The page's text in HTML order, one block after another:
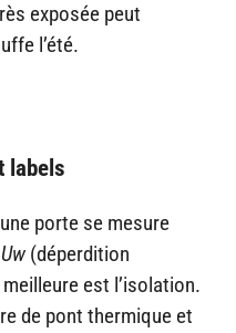
exposée peut
l’été.
labels
porte se mesure
(déperdition
est l’isolation.
de pont thermique et